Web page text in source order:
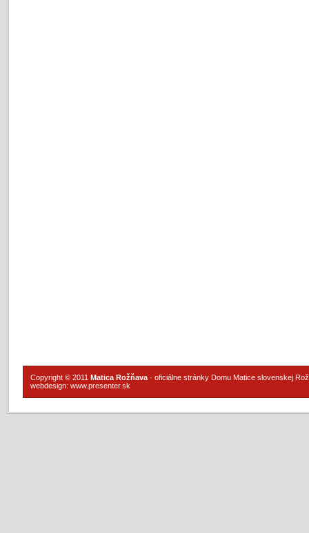
Copyright © 2011 Matica Rožňava · oficiálne stránky Domu Matice slovenskej
webdesign: www.presenter.sk